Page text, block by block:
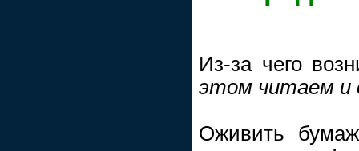
Из-за чего
этом читаем и
Оживить